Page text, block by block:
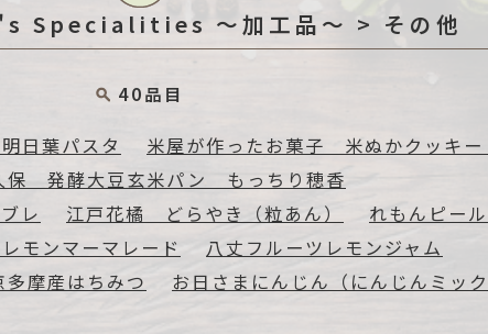
子供向け学
─
Specialities ～加工品～ > その他
40品目
日葉パスタ
米屋が作ったお菓子 米ぬかクッキ
保 発酵大豆玄米パン もっちり穂香
レ 江戸花橘 どらやき（粒あん）
れもんピール
モンマーマレード
八丈フルーツレモンジャム
多摩産はちみつ
お日さまにんじん（にんじんミック